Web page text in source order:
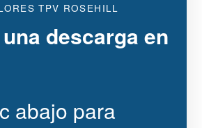
TPV ROSEHILL
descarga en
abajo para